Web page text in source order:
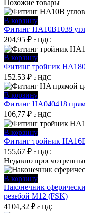
Похожие товары
В корзину
Фитинг HA10B1038
204,95 ₽ с НДС
В корзину
Фитинг тройник
152,53 ₽ с НДС
В корзину
Фитинг HA040418
106,77 ₽ с НДС
В корзину
Фитинг тройник
155,67 ₽ с НДС
Недавно
В корзину
Наконечник
резьбой M12 (FSK)
4104,32 ₽ с НДС